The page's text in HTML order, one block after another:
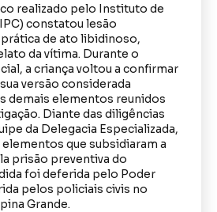
realizado pelo Instituto de
constatou lesão
de ato libidinoso,
da vítima. Durante o
a criança voltou a confirmar
versão considerada
demais elementos reunidos
Diante das diligências
da Delegacia Especializada,
que subsidiaram a
prisão preventiva do
foi deferida pelo Poder
pelos policiais civis no
Grande.